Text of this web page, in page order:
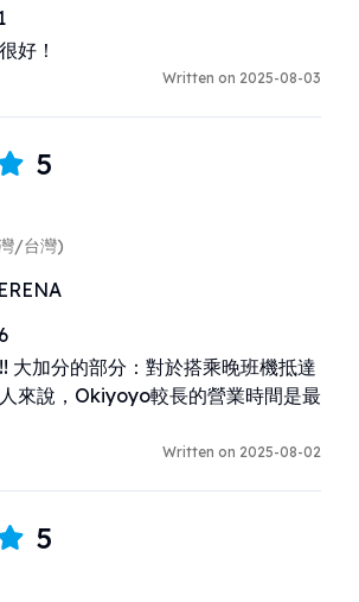
好！
Written on 2025-08-03
5
/台灣)
大加分的部分：對於搭乘晚班機抵達
來說，Okiyoyo較長的營業時間是最
Written on 2025-08-02
5